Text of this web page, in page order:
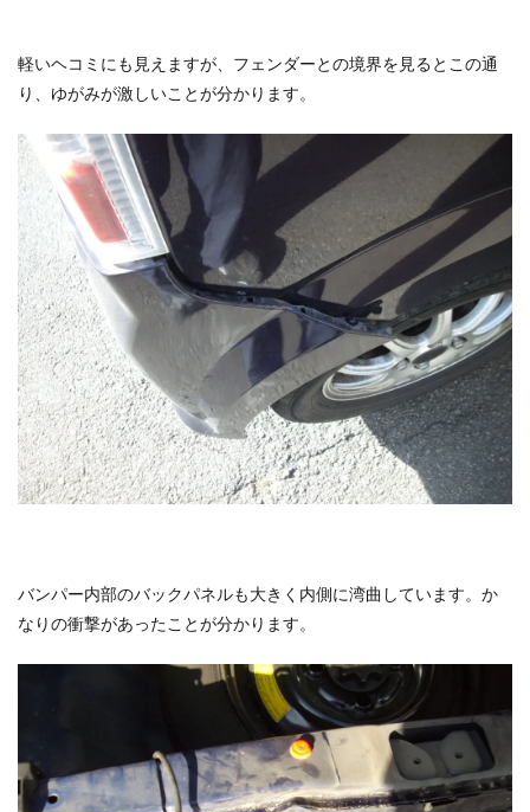
軽いヘコミにも見えますが、フェンダーとの境界を見るとこの通
り、ゆがみが激しいことが分かります。
バンパー内部のバックパネルも大きく内側に湾曲しています。か
なりの衝撃があったことが分かります。